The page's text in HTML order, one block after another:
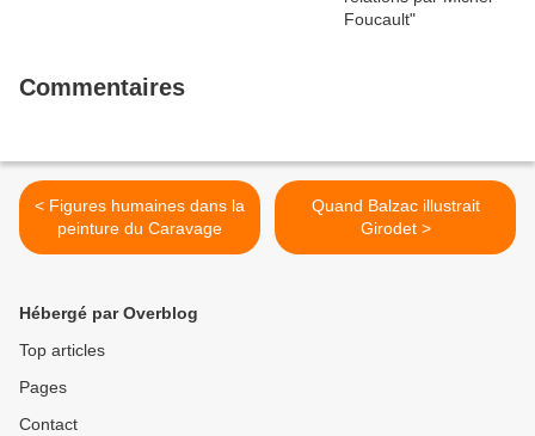
Commentaires
< Figures humaines dans la
peinture du Caravage
Quand Balzac illustrait
Girodet >
Hébergé par Overblog
Top articles
Pages
Contact